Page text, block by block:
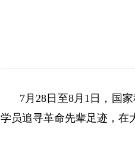
7月28日至8月1日，国
学员追寻革命先辈足迹，在